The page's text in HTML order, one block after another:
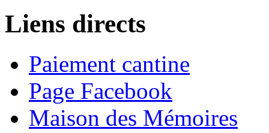
Liens directs
Paiement cantine
Page Facebook
Maison des Mémoires